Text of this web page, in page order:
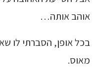
אוהב אותה…
בכל אופן, הסברתי לו
מאוס.